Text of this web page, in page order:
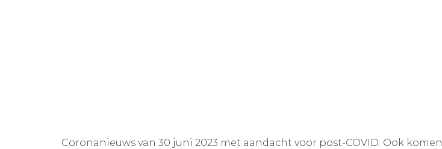
Coronanieuws van 30 juni 2023 met aandacht voor post-COVID. Ook komen